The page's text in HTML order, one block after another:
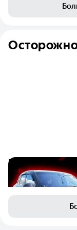
Porsche
рублей: надо
1 июня